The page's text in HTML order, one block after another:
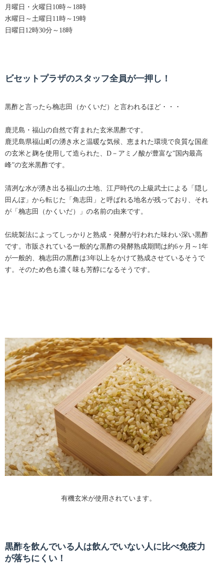
月曜日・火曜日10時～18時
水曜日～土曜日11時～19時
日曜日12時30分～18時
ビセットプラザのスタッフ全員が一押し！
黒酢と言ったら桷志田（かくいだ）と言われるほど・・・
鹿児島・福山の自然で育まれた玄米黒酢です。
鹿児島県福山町の湧き水と温暖な気候、恵まれた環境で良質な国産
の玄米と麹を使用して造られた、D－アミノ酸が豊富な”国内最高
峰”の玄米黒酢です。
清冽な水が湧き出る福山の土地、江戸時代の上級武士による「隠し
田んぼ」から転じた「角志田」と呼ばれる地名が残っており、それ
が「桷志田（かくいだ）」の名前の由来です。
伝統製法によってしっかりと熟成・発酵が行われた味わい深い黒酢
です。市販されている一般的な黒酢の発酵熟成期間は約6ヶ月～1年
が一般的、桷志田の黒酢は3年以上をかけて熟成させているそうで
す。そのため色も濃く味も芳醇になるそうです。
有機玄米が使用されています。
黒酢を飲んでいる人は飲んでいない人に比べ免疫力
が落ちにくい！